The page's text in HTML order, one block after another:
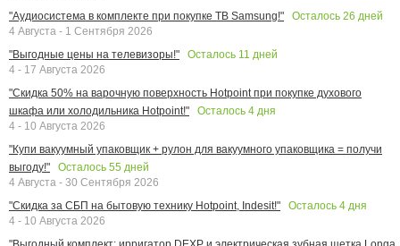
"Аудиосистема в комплекте при покупке ТВ Samsung!"
Осталось 26 дней
4 Августа - 1 Сентября 2026
"Выгодные цены на телевизоры!"
Осталось 11 дней
4 - 17 Августа 2026
"Скидка 50% на варочную поверхность Hotpoint при покупке духового
шкафа или холодильника Hotpoint!"
Осталось 4 дня
4 - 10 Августа 2026
"Купи вакуумный упаковщик + рулон для вакуумного упаковщика = получи
выгоду!"
Осталось 55 дней
4 Августа - 30 Сентября 2026
"Скидка за СБП на бытовую технику Hotpoint, Indesit!"
Осталось 4 дня
4 - 10 Августа 2026